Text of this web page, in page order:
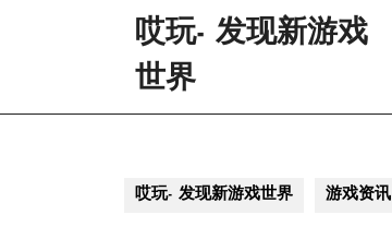
哎玩- 发现新游戏
世界
哎玩- 发现新游戏世界 游戏资讯